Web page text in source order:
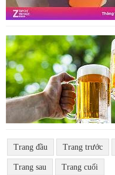
Trang đầu Trang trước
Trang sau Trang cuối